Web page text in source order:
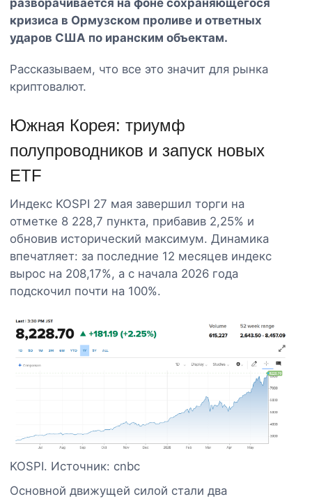
кризиса в Ормузском проливе и ответных
ударов США по иранским объектам.
Рассказываем, что все это значит для рынка
криптовалют.
Южная Корея: триумф
полупроводников и запуск новых
ETF
Индекс KOSPI 27 мая завершил торги на
отметке 8 228,7 пункта, прибавив 2,25% и
обновив исторический максимум. Динамика
впечатляет: за последние 12 месяцев индекс
вырос на 208,17%, а с начала 2026 года
подскочил почти на 100%.
KOSPI. Источник: cnbc
Основной движущей силой стали два